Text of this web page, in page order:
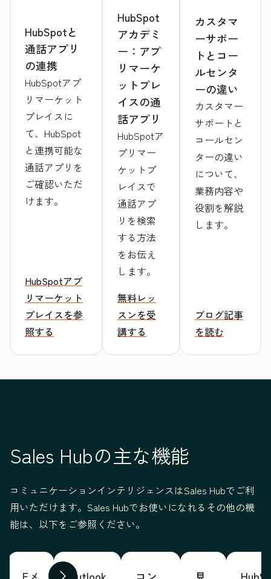
HubSpotと
通話アプリ
の連携
HubSpotアプ
リマーケット
プレイスに
て、HubSpot
と連携可能な
通話アプリを
ご確認いただ
けます。
HubSpotアプ
リマーケット
プレイスを参
照する
HubSpot
アカデミ
ー：アプ
リマーケ
ットプレ
イスの通
話アプリ
HubSpotア
プリマー
ケットプ
レイスで
通話アプ
リを検索
する方法
をお伝え
します。
無料レッ
スンを受
講する
カスタマ
ーサポー
トとコー
ルセンタ
ーの違い
カスタマー
サポートと
コールセン
ターの違い
について、
業務内容や
役割を解説
します。
ブログ記事
を読む
Sales Hubの主な機能
コミュニケーションインテリジェンスはSales Hubでご利
用いただけます。Sales Hubでお使いになれるその他の機
能は、以下をご参照ください。